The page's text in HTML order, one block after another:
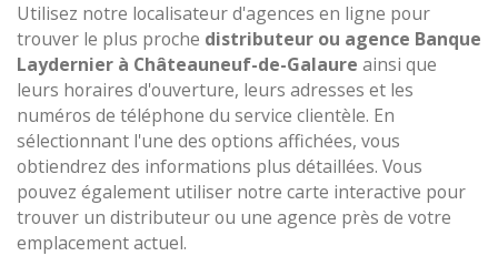
Utilisez notre localisateur d'agences en ligne pour
trouver le plus proche distributeur ou agence Banque
Laydernier à Châteauneuf-de-Galaure ainsi que
leurs horaires d'ouverture, leurs adresses et les
numéros de téléphone du service clientèle. En
sélectionnant l'une des options affichées, vous
obtiendrez des informations plus détaillées. Vous
pouvez également utiliser notre carte interactive pour
trouver un distributeur ou une agence près de votre
emplacement actuel.